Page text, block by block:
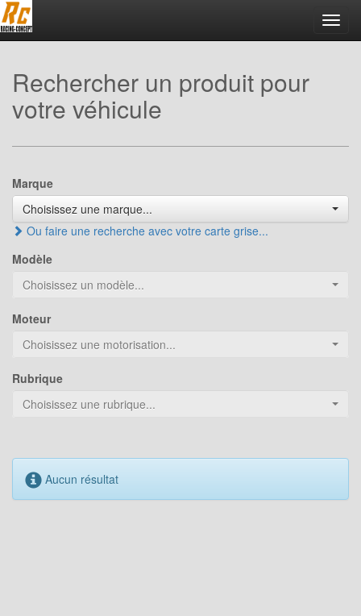
Rechercher un produit pour
votre véhicule
Marque
Choisissez une marque...
Ou faire une recherche avec votre carte grise...
Modèle
Choisissez un modèle...
Moteur
Choisissez une motorisation...
Rubrique
Choisissez une rubrique...
Aucun résultat